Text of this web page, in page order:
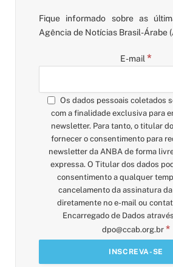
Fique informado sobre as
Agência de Notícias Brasil-Árabe
E-mail *
Os dados pessoais coletados
com a finalidade exclusiva para
newsletter. Para tanto, o titular
fornecer o consentimento para
newsletter da ANBA de forma
expressa. O Titular dos dados
consentimento a qualquer
cancelamento da assinatura
diretamente no e-mail ou
Encarregado de Dados
dpo@ccab.org.br *